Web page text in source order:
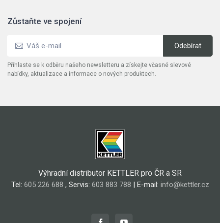
Zůstaňte ve spojení
Přihlaste se k odběru našeho newsletteru a získejte včasné slevové
nabídky, aktualizace a informace o nových produktech.
Výhradní distributor KETTLER pro ČR a SR
Tel: 605 226 688 , Servis: 603 883 788 | E-mail: info@kettler.cz